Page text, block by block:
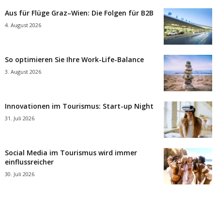
Aus für Flüge Graz–Wien: Die Folgen für B2B
4. August 2026
So optimieren Sie Ihre Work-Life-Balance
3. August 2026
Innovationen im Tourismus: Start-up Night
31. Juli 2026
Social Media im Tourismus wird immer
einflussreicher
30. Juli 2026